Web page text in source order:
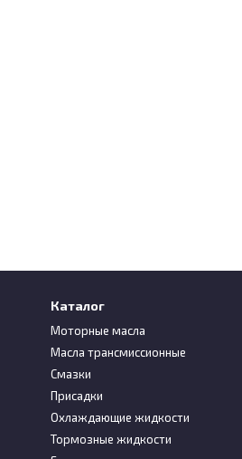
Каталог
Моторные масла
Масла трансмиссионные
Смазки
Присадки
Охлаждающие жидкости
Тормозные жидкости